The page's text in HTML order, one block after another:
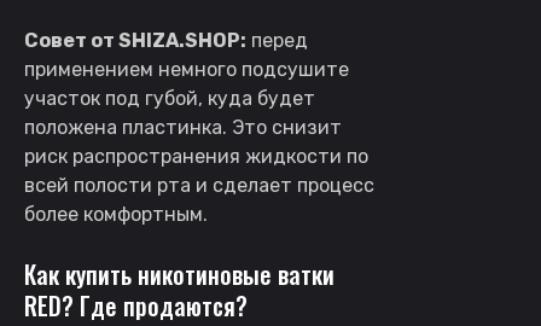
Совет от SHIZA.SHOP: перед
применением немного подсушите
участок под губой, куда будет
положена пластинка. Это снизит
риск распространения жидкости по
всей полости рта и сделает процесс
более комфортным.
Как купить никотиновые ватки
RED? Где продаются?